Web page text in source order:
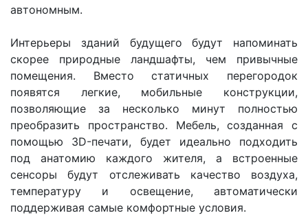
автономным.
Интерьеры зданий будущего будут напоминать
скорее природные ландшафты, чем привычные
помещения. Вместо статичных перегородок
появятся легкие, мобильные конструкции,
позволяющие за несколько минут полностью
преобразить пространство. Мебель, созданная с
помощью 3D-печати, будет идеально подходить
под анатомию каждого жителя, а встроенные
сенсоры будут отслеживать качество воздуха,
температуру и освещение, автоматически
поддерживая самые комфортные условия.